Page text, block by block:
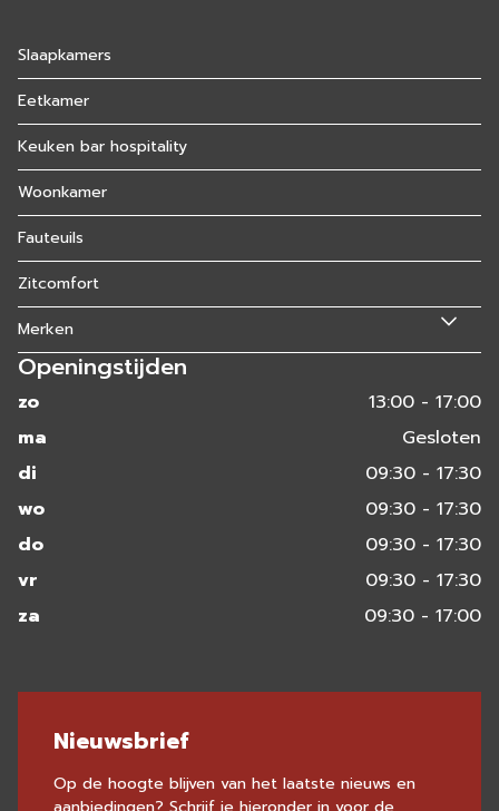
Slaapkamers
Eetkamer
Keuken bar hospitality
Woonkamer
Fauteuils
Zitcomfort
Merken
Openingstijden
zo
13:00 - 17:00
ma
Gesloten
di
09:30 - 17:30
wo
09:30 - 17:30
do
09:30 - 17:30
vr
09:30 - 17:30
za
09:30 - 17:00
Nieuwsbrief
Op de hoogte blijven van het laatste nieuws en